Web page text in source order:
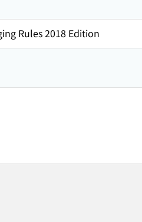
Rules 2018 Edition